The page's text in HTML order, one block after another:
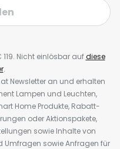
Nicht einlösbar aufdiese
.
Newsletter an und erhalten
Lampen und Leuchten,
Home Produkte, Rabatt-
oder Aktionspakete,
sowie Inhalte von
sowie Anfragen für